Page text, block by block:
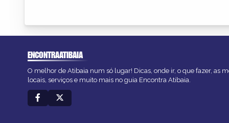
ENCONTRAATIBAIA
O melhor de Atibaia num só lugar! Dicas, onde ir, o que fazer, as
locais, serviços e muito mais no guia Encontra Atibaia.